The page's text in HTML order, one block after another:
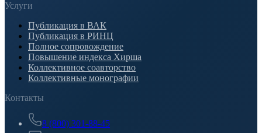
Услуги
Публикация в ВАК
Публикация в РИНЦ
Полное сопровождение
Повышение индекса Хирша
Коллективное соавторство
Коллективные монографии
Контакты
8 (800) 301-88-45